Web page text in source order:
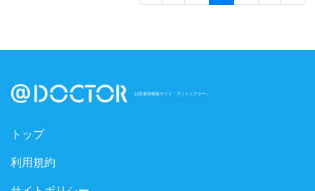
お医者様検索サイト「アットドクター」
トップ
利用規約